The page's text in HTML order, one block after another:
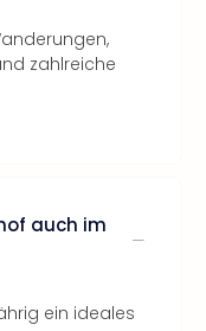
zahlreiche
auch im
ein ideales